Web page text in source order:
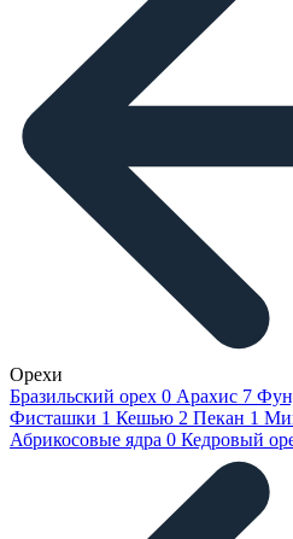
Орехи
Бразильский орех 0 Арахис 7
Фисташки 1 Кешью 2 Пекан 1
Абрикосовые ядра 0 Кедровый